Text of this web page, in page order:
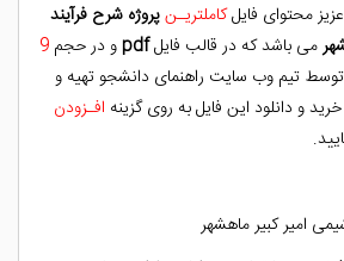
محتوای فایلکاملتریـنپروژه شرح فرآیند
می باشد که در قالب فایلpdfو در حجم 9
توسط تیم وب سایت راهنمای دانشجو تهیه و
و دانلود این فایل به روی گزینه افـزودن
امیر کبیر ماهشهر